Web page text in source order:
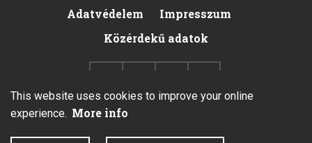
Adatvédelem
Impresszum
Közérdekű adatok
This website uses cookies to improve your online
experience. More info